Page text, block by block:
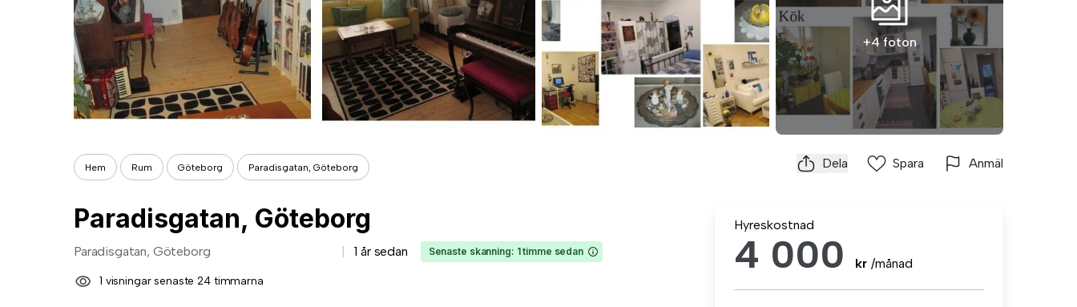
+4 foton
Hem Rum Göteborg Paradisgatan, Göteborg Dela Spara Anmäl
Paradisgatan, Göteborg
Paradisgatan, Göteborg 1 år sedan Senaste skanning: 1 timme sedan
1 visningar senaste 24 timmarna
Hyreskostnad
4 000 kr /månad